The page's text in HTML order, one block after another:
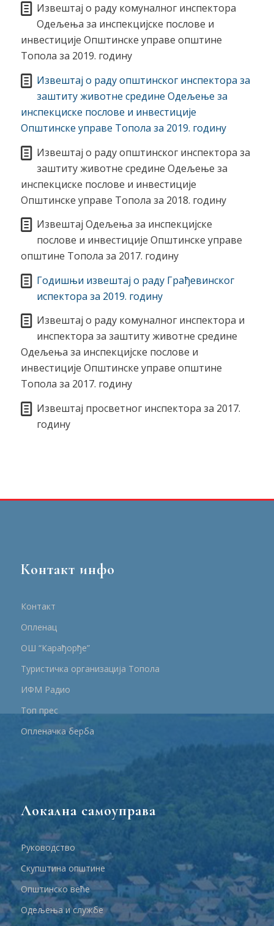
Извештај о раду комуналног инспектора
Одељења за инспекцијске послове и
инвестиције Општинске управе општине
Топола за 2019. годину
Извештај о раду општинског инспектора за
заштиту животне средине Одељење за
инспекциске послове и инвестиције
Општинске управе Топола за 2019. годину
Извештај о раду општинског инспектора за
заштиту животне средине Одељење за
инспекциске послове и инвестиције
Општинске управе Топола за 2018. годину
Извештај Одељења за инспекцијске
послове и инвестиције Општинске управе
општине Топола за 2017. годину
Годишњи извештај о раду Гpађевинског
испектора за 2019. годину
Извештај о раду комуналног инспектора и
инспектора за заштиту животне средине
Одељења за инспекцијске послове и
инвестиције Општинске управе општине
Топола за 2017. годину
Извештај просветног инспектора за 2017.
годину
Контакт инфо
Контакт
Опленац
ОШ “Карађорђе”
Туристичка организација Топола
ИФМ Радио
Топ прес
Опленачка берба
Локална самоуправа
Руководство
Скупштина општине
Општинско веће
Одељења и службе